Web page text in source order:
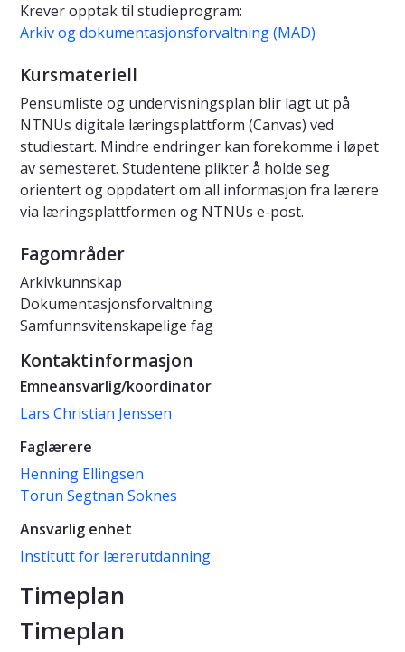
Krever opptak til studieprogram:
Arkiv og dokumentasjonsforvaltning (MAD)
Kursmateriell
Pensumliste og undervisningsplan blir lagt ut på
NTNUs digitale læringsplattform (Canvas) ved
studiestart. Mindre endringer kan forekomme i løpet
av semesteret. Studentene plikter å holde seg
orientert og oppdatert om all informasjon fra lærere
via læringsplattformen og NTNUs e-post.
Fagområder
Arkivkunnskap
Dokumentasjonsforvaltning
Samfunnsvitenskapelige fag
Kontaktinformasjon
Emneansvarlig/koordinator
Lars Christian Jenssen
Faglærere
Henning Ellingsen
Torun Segtnan Soknes
Ansvarlig enhet
Institutt for lærerutdanning
Timeplan
Timeplan